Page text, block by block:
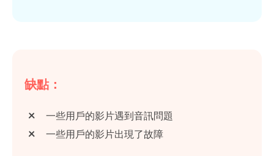
缺點：
一些用戶的影片遇到音訊問題
一些用戶的影片出現了故障